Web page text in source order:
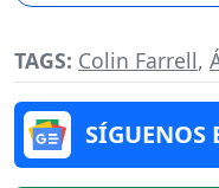
TAGS: Colin Farrell,
SÍGUENOS